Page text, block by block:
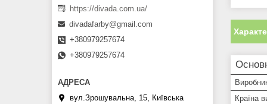
Країна
https://divada.com.ua/
divadafarby@gmail.com
+380979257674
+380979257674
вул.Зрошувальна, 15, Київська